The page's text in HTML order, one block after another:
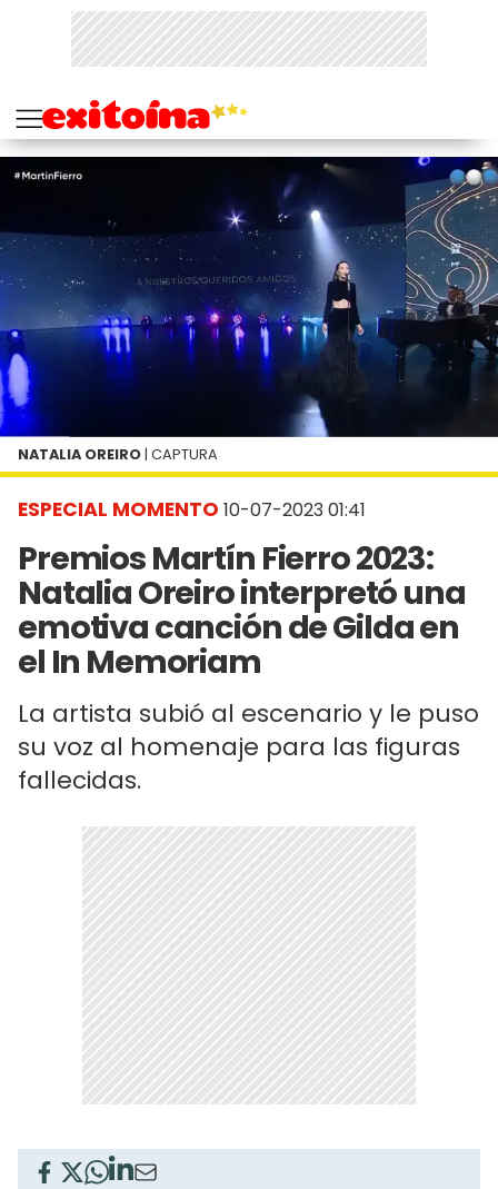
ESPECIAL MOMENTO 10-07-2023 01:41
Premios Martín Fierro 2023:
Natalia Oreiro interpretó una
emotiva canción de Gilda en
el In Memoriam
La artista subió al escenario y le puso
su voz al homenaje para las figuras
fallecidas.
NATALIA OREIRO | CAPTURA